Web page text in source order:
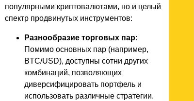
популярными криптовалютами, но и целый
спектр продвинутых инструментов:
Разнообразие торговых пар:
Помимо основных пар (например,
BTC/USD), доступны сотни других
комбинаций, позволяющих
диверсифицировать портфель и
использовать различные стратегии.